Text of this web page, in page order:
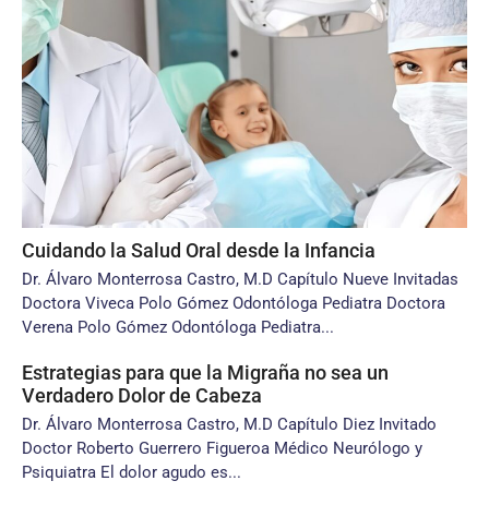
Cuidando la Salud Oral desde la Infancia
Dr. Álvaro Monterrosa Castro, M.D Capítulo Nueve Invitadas
Doctora Viveca Polo Gómez Odontóloga Pediatra Doctora
Verena Polo Gómez Odontóloga Pediatra...
Estrategias para que la Migraña no sea un
Verdadero Dolor de Cabeza
Dr. Álvaro Monterrosa Castro, M.D Capítulo Diez Invitado
Doctor Roberto Guerrero Figueroa Médico Neurólogo y
Psiquiatra El dolor agudo es...